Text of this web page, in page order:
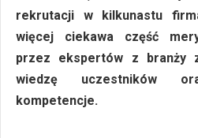
rekrutacji w kilkunastu
więcej ciekawa część
przez ekspertów z branży
wiedzę uczestników
kompetencje.